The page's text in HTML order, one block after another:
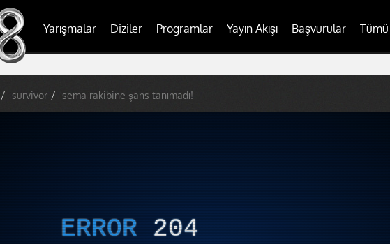
Yarışmalar Diziler Programlar Yayın Akışı Başvurular Tümü
survivor sema rakibine şans tanımadı!
ERROR 204